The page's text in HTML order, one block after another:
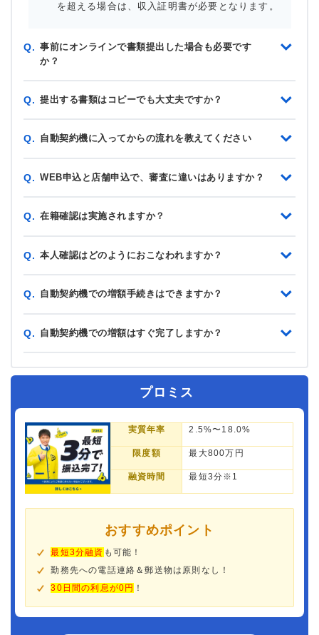
を超える場合は、収入証明書が必要となります。
Q. 事前にオンラインで書類提出した場合も必要です
か？
Q. 提出する書類はコピーでも大丈夫ですか？
Q. 自動契約機に入ってからの流れを教えてください
Q. WEB申込と店舗申込で、審査に違いはありますか？
Q. 在籍確認は実施されますか？
Q. 本人確認はどのようにおこなわれますか？
Q. 自動契約機での増額手続きはできますか？
Q. 自動契約機での増額はすぐ完了しますか？
プロミス
実質年率 2.5%〜18.0%
限度額 最大800万円
融資時間 最短3分※1
おすすめポイント
最短3分融資 も可能！
勤務先への電話連絡＆郵送物は原則なし！
30日間の利息が0円 ！